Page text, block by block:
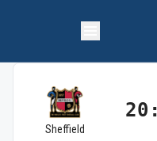
Sheffield